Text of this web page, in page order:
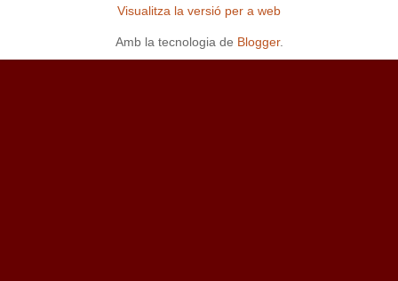
Visualitza la versió per a web
Amb la tecnologia de Blogger.